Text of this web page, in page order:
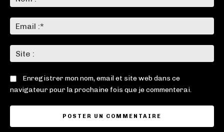
:*
:*
:
Enregistrer mon nom, email et site web dans ce
navigateur pour la prochaine fois que je commenterai.